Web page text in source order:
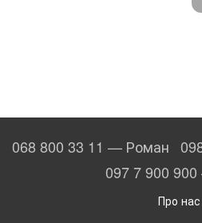
068 800 33 11 — Роман
097 7 900
Про нас